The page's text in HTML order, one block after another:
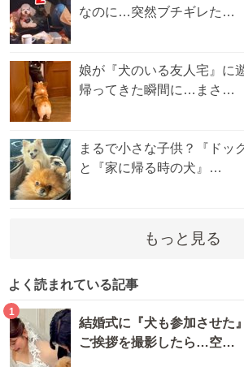
なのに…突然ブチギレた…
娘が『犬のいる友人宅』に
帰ってきた瞬間に…まさ…
まるで小さな子供？『ドッ
と『家に帰る時の犬』…
もっと見る
よく読まれている記事
1
結婚式に『犬も参加させた
ご挨拶を撮影したら…空…